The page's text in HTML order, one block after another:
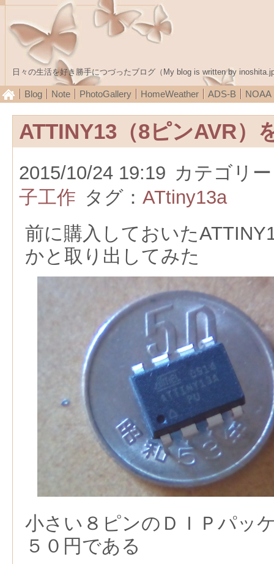
日々の生活を好き勝手につづったブログ（My blog is written by
Blog Note PhotoGallery HomeWeather ADS-B NOAA
ATTINY13（8ピンAVR）
2015/10/24 19:19 カテゴリ
子工作 タグ： ATtiny13a
前に購入しておいた
かと取り出してみた
小さい８ピンのＤＩＰパッ
５０円である